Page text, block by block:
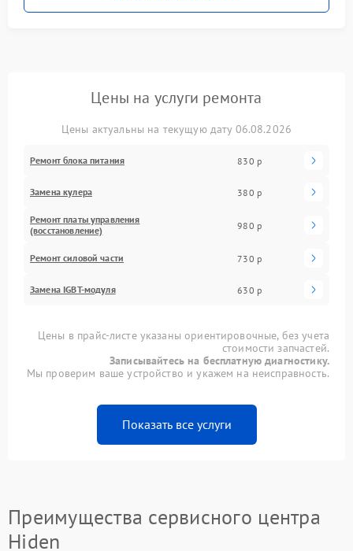
Цены на услуги ремонта
Цены актуальны на текущую дату 06.08.2026
Ремонт блока питания 830 р
Замена кулера 380 р
Ремонт платы управления
(восстановление)
980 р
Ремонт силовой части 730 р
Замена IGBT-модуля 630 р
Цены в прайс-листе указаны ориентировочные, без учета
стоимости запчастей.
Записывайтесь на бесплатную диагностику.
Мы проверим ваше устройство и укажем на неисправность.
Показать все услуги
Преимущества сервисного центра
Hiden